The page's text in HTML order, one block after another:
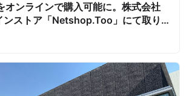
オンラインで購入可能に。株式会社
ンストア「Netshop.Too」にて取り
。デバイス調達の手間を減らし、スピ